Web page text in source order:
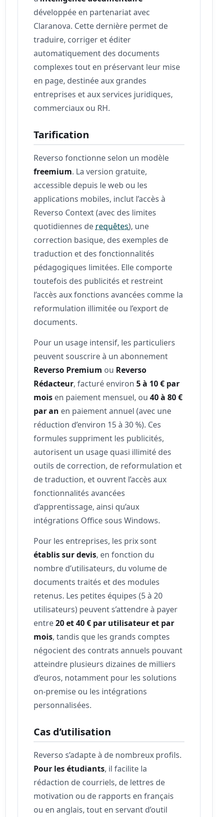
développée en partenariat avec
Claranova. Cette dernière permet de
traduire, corriger et éditer
automatiquement des documents
complexes tout en préservant leur mise
en page, destinée aux grandes
entreprises et aux services juridiques,
commerciaux ou RH.
Tarification
Reverso fonctionne selon un modèle
freemium. La version gratuite,
accessible depuis le web ou les
applications mobiles, inclut l’accès à
Reverso Context (avec des limites
quotidiennes de requêtes), une
correction basique, des exemples de
traduction et des fonctionnalités
pédagogiques limitées. Elle comporte
toutefois des publicités et restreint
l’accès aux fonctions avancées comme la
reformulation illimitée ou l’export de
documents.
Pour un usage intensif, les particuliers
peuvent souscrire à un abonnement
Reverso Premium ou Reverso
Rédacteur, facturé environ5 à 10 € par
mois en paiement mensuel, ou40 à 80 €
par an en paiement annuel (avec une
réduction d’environ 15 à 30 %). Ces
formules suppriment les publicités,
autorisent un usage quasi illimité des
outils de correction, de reformulation et
de traduction, et ouvrent l’accès aux
fonctionnalités avancées
d’apprentissage, ainsi qu’aux
intégrations Office sous Windows.
Pour les entreprises, les prix sont
établis sur devis, en fonction du
nombre d’utilisateurs, du volume de
documents traités et des modules
retenus. Les petites équipes (5 à 20
utilisateurs) peuvent s’attendre à payer
entre20 et 40 € par utilisateur et par
mois, tandis que les grands comptes
négocient des contrats annuels pouvant
atteindre plusieurs dizaines de milliers
d’euros, notamment pour les solutions
on-premise ou les intégrations
personnalisées.
Cas d’utilisation
Reverso s’adapte à de nombreux profils.
Pour les étudiants, il facilite la
rédaction de courriels, de lettres de
motivation ou de rapports en français
ou en anglais, tout en servant d’outil